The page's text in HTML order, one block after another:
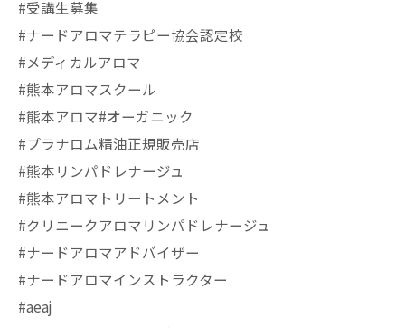
#受講生募集
#ナードアロマテラピー協会認定校
#メディカルアロマ
#熊本アロマスクール
#熊本アロマ#オーガニック
#プラナロム精油正規販売店
#熊本リンパドレナージュ
#熊本アロマトリートメント
#クリニークアロマリンパドレナージュ
#ナードアロマアドバイザー
#ナードアロマインストラクター
#aeaj